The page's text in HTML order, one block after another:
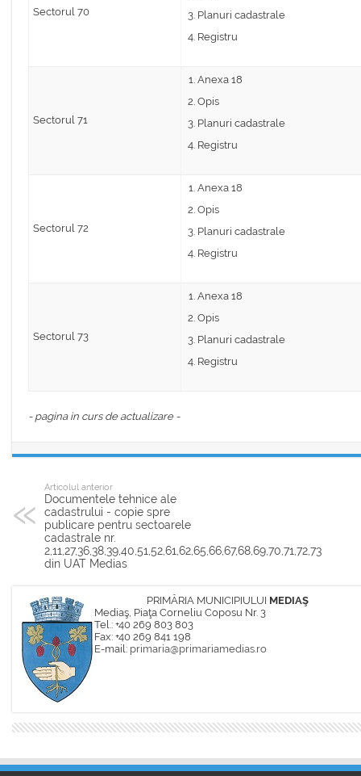
Sectorul 70
Planuri cadastrale
Registru
Sectorul 71
Anexa 18
Opis
Planuri cadastrale
Registru
Sectorul 72
Anexa 18
Opis
Planuri cadastrale
Registru
Sectorul 73
Anexa 18
Opis
Planuri cadastrale
Registru
- pagina in curs de actualizare -
Articolul anterior
Documentele tehnice ale
cadastrului - copie spre
publicare pentru sectoarele
cadastrale nr.
2,11,27,36,38,39,40,51,52,61,62,65,66,67,68,69,70,71,72,73
din UAT Medias
PRIMĂRIA MUNICIPIULUI MEDIAŞ
Mediaş, Piaţa Corneliu Coposu Nr. 3
Tel.: +40 269 803 803
Fax: +40 269 841 198
E-mail: primaria@primariamedias.ro